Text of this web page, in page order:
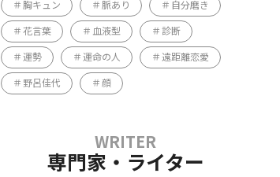
胸キュン 脈あり 自分磨き
花言葉 血液型 診断
運勢 運命の人 遠距離恋愛
野呂佳代 顔
専門家・ライター